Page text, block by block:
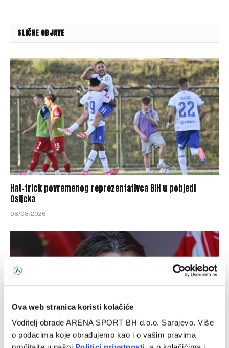
Ova web stranica koristi kolačiće
Voditelj obrade ARENA SPORT BH d.o.o. Sarajevo. Više
o podacima koje obrađujemo kao i o vašim pravima
SLIČNE OBJAVE
Hat-trick povremenog reprezentativca BiH u pobjedi
Osijeka
08/08/2026